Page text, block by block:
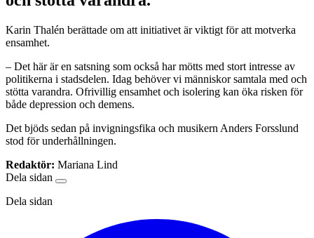
Karin Thalén berättade om att initiativet är viktigt för att motverka
ensamhet.
– Det här är en satsning som också har mötts med stort intresse av
politikerna i stadsdelen. Idag behöver vi människor samtala med och
stötta varandra. Ofrivillig ensamhet och isolering kan öka risken för
både depression och demens.
Det bjöds sedan på invigningsfika och musikern Anders Forsslund
stod för underhållningen.
Redaktör: Mariana Lind
Dela sidan
Dela sidan